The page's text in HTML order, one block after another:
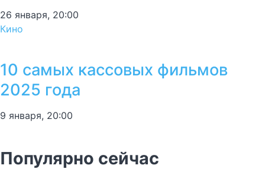
26 января, 20:00
Кино
10 самых кассовых фильмов
2025 года
9 января, 20:00
Популярно сейчас